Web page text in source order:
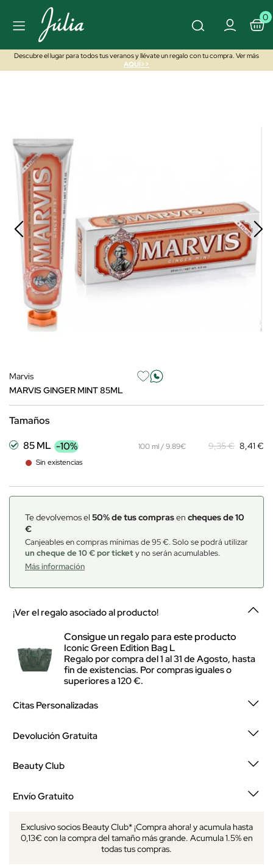
0
Descubre el lugar para todos tus veranos y llévate un regalo con tu compra. Ver más
AQUÍ>>
Marvis
MARVIS GINGER MINT 85ML
Tamaños
85 ML -10%
Sin existencias
100 ml / 9.89€ 9,35 € 8,41 €
Te devolvemos el 50% de tus comprasen cheques de 10
€
Canjeables en compras mínimas de 95 €. Solo se podrá utilizar
un cheque de 10 € por tickety no serán acumulables.
Más información
¡Ver el regalo asociado al producto!
Consigue un regalo para este producto
Iconic Green Edition Bag L
Regalo por compra del 1 al 31 de Agosto, hasta
fin de existencias. Por compras iguales o
superiores a 120 €.
Citas Personalizadas
Devolución Gratuita
Beauty Club
Envío Gratuito
Exclusivo socios Beauty Club* ¡Compra ahora! y acumula hasta
0,13€ con la compra del tamaño más grande. Acumula 1.5% en
todas tus compras.